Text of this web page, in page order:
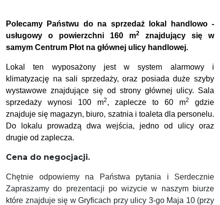
Polecamy Państwu do na sprzedaż lokal handlowo -
usługowy o powierzchni 160 m2
znajdujący się w
samym Centrum Płot na głównej ulicy handlowej.
Lokal ten wyposażony jest w system alarmowy i
klimatyzację na sali sprzedaży, oraz posiada duże szyby
wystawowe znajdujące się od strony głównej ulicy. Sala
sprzedaży wynosi 100 m2, zaplecze to 60 m2
gdzie
znajduje się magazyn, biuro, szatnia i toaleta dla personelu.
Do lokalu prowadzą dwa wejścia, jedno od ulicy oraz
drugie od zaplecza.
Cena do negocjacji.
Chętnie odpowiemy na Państwa pytania i Serdecznie
Zapraszamy do prezentacji po wizycie w naszym biurze
które znajduje się w Gryficach przy ulicy 3-go Maja 10 (przy